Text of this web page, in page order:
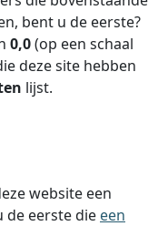
bent u de eerste?
0,0(op een schaal
deze site hebben
lijst.
website een
de eerste die een